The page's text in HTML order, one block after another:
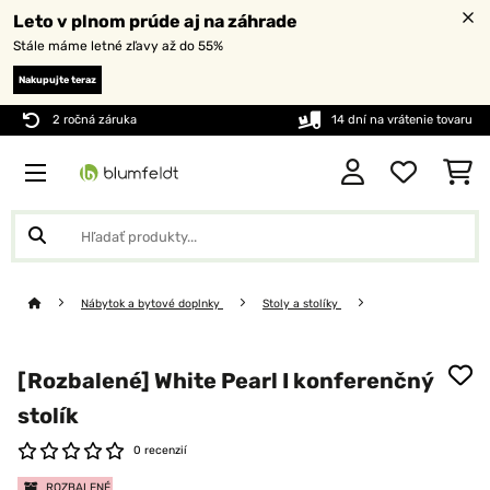
Leto v plnom prúde aj na záhrade
Stále máme letné zľavy až do 55%
Nakupujte teraz
2 ročná záruka 14 dní na vrátenie tovaru
Nábytok a bytové doplnky Stoly a stolíky
[Rozbalené] White Pearl I konferenčný
stolík
0 recenzií